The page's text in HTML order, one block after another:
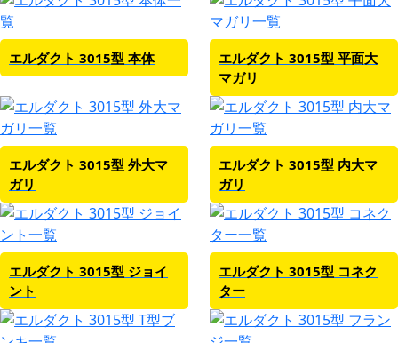
エルダクト 3015型 本体
エルダクト 3015型 平面大
マガリ
エルダクト 3015型 外大マ
ガリ
エルダクト 3015型 内大マ
ガリ
エルダクト 3015型 ジョイ
ント
エルダクト 3015型 コネク
ター